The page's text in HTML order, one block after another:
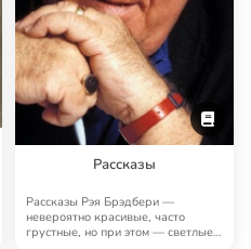
Рассказы
Рассказы Рэя Брэдбери —
невероятно красивые, часто
грустные, но при этом — светлые,